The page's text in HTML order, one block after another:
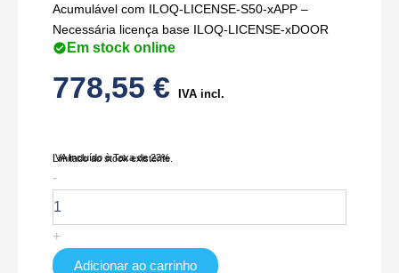
Acumulável com ILOQ-LICENSE-S50-xAPP –
Necessária licença base ILOQ-LICENSE-xDOOR
Em stock online
778,55 € IVA incl.
IVA Incluído à Taxa de 23%
Limitado ao stock existente.
-
de
ILOQ-
LICENSE-
S50-
50APP
+
Adicionar ao carrinho